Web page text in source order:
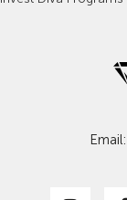
Email: